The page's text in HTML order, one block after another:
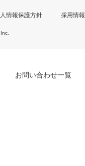
情報保護方針 採用情報
お問い合わせ一覧